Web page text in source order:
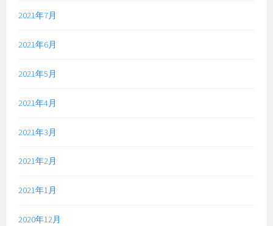
2021年7月
2021年6月
2021年5月
2021年4月
2021年3月
2021年2月
2021年1月
2020年12月